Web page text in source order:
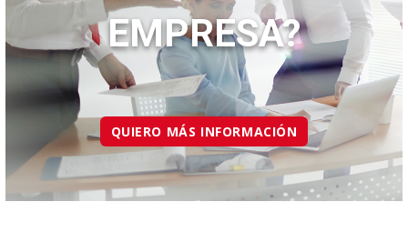
EMPRESA?
QUIERO MÁS INFORMACIÓN